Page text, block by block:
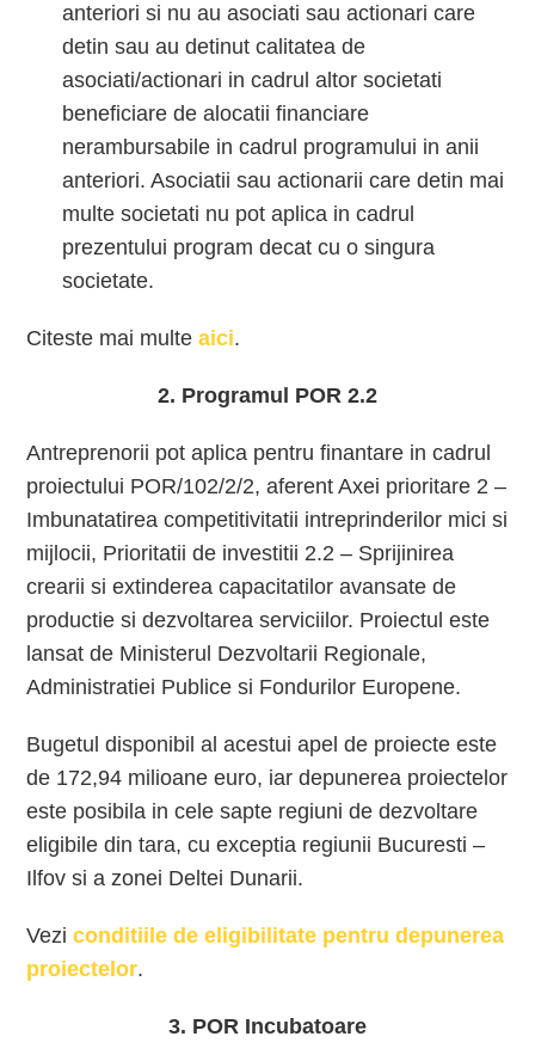
anteriori si nu au asociati sau actionari care
detin sau au detinut calitatea de
asociati/actionari in cadrul altor societati
beneficiare de alocatii financiare
nerambursabile in cadrul programului in anii
anteriori. Asociatii sau actionarii care detin mai
multe societati nu pot aplica in cadrul
prezentului program decat cu o singura
societate.
Citeste mai multeaici.
2. Programul POR 2.2
Antreprenorii pot aplica pentru finantare in cadrul
proiectului POR/102/2/2, aferent Axei prioritare 2 –
Imbunatatirea competitivitatii intreprinderilor mici si
mijlocii, Prioritatii de investitii 2.2 – Sprijinirea
crearii si extinderea capacitatilor avansate de
productie si dezvoltarea serviciilor. Proiectul este
lansat de Ministerul Dezvoltarii Regionale,
Administratiei Publice si Fondurilor Europene.
Bugetul disponibil al acestui apel de proiecte este
de 172,94 milioane euro, iar depunerea proiectelor
este posibila in cele sapte regiuni de dezvoltare
eligibile din tara, cu exceptia regiunii Bucuresti –
Ilfov si a zonei Deltei Dunarii.
Veziconditiile de eligibilitate pentru depunerea
proiectelor.
3. POR Incubatoare